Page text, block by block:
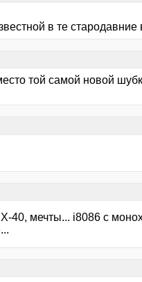
в те
той самой новой
40, мечты... i8086 с